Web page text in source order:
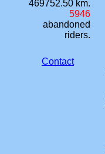
469752.50 km.
5946
abandoned
riders.
Contact